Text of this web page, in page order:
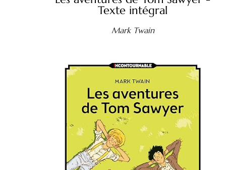
Texte intégral
Mark Twain